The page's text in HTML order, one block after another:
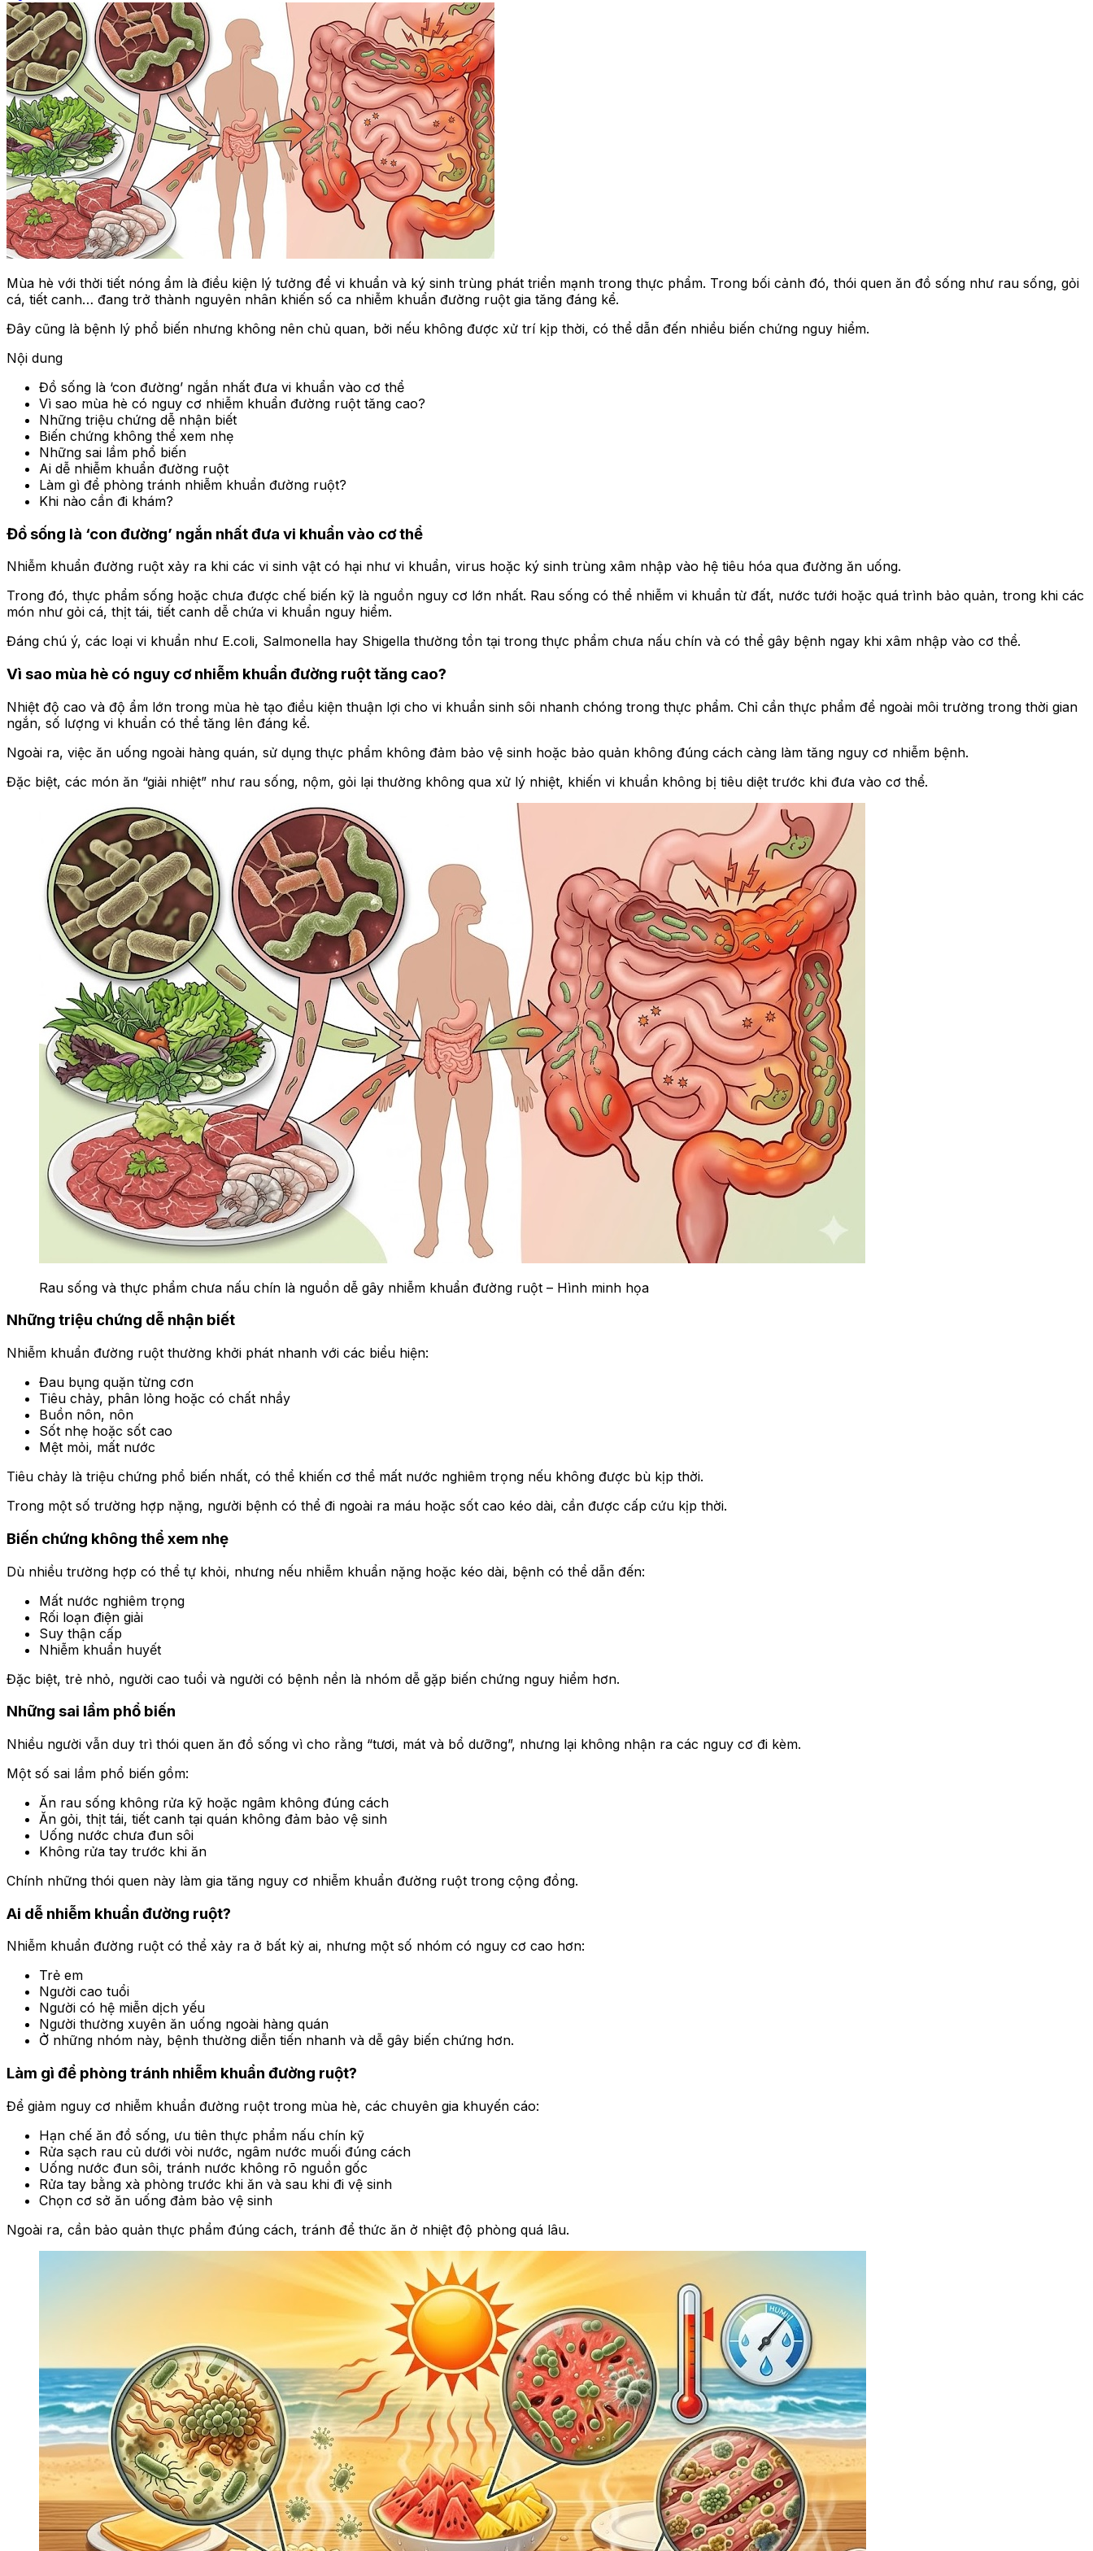
Mùa hè với thời tiết nóng ẩm là điều kiện lý tưởng để vi khuẩn và ký sinh trùng phát triển mạnh trong thực phẩm. Trong bối cảnh đó, thói quen ăn đồ sống như rau sống, gỏi
cá, tiết canh… đang trở thành nguyên nhân khiến số ca nhiễm khuẩn đường ruột gia tăng đáng kể.
Đây cũng là bệnh lý phổ biến nhưng không nên chủ quan, bởi nếu không được xử trí kịp thời, có thể dẫn đến nhiều biến chứng nguy hiểm.
Nội dung
Đồ sống là ‘con đường’ ngắn nhất đưa vi khuẩn vào cơ thể
Vì sao mùa hè có nguy cơ nhiễm khuẩn đường ruột tăng cao?
Những triệu chứng dễ nhận biết
Biến chứng không thể xem nhẹ
Những sai lầm phổ biến
Ai dễ nhiễm khuẩn đường ruột
Làm gì để phòng tránh nhiễm khuẩn đường ruột?
Khi nào cần đi khám?
Đồ sống là ‘con đường’ ngắn nhất đưa vi khuẩn vào cơ thể
Nhiễm khuẩn đường ruột xảy ra khi các vi sinh vật có hại như vi khuẩn, virus hoặc ký sinh trùng xâm nhập vào hệ tiêu hóa qua đường ăn uống.
Trong đó, thực phẩm sống hoặc chưa được chế biến kỹ là nguồn nguy cơ lớn nhất. Rau sống có thể nhiễm vi khuẩn từ đất, nước tưới hoặc quá trình bảo quản, trong khi các
món như gỏi cá, thịt tái, tiết canh dễ chứa vi khuẩn nguy hiểm.
Đáng chú ý, các loại vi khuẩn như E.coli, Salmonella hay Shigella thường tồn tại trong thực phẩm chưa nấu chín và có thể gây bệnh ngay khi xâm nhập vào cơ thể.
Vì sao mùa hè có nguy cơ nhiễm khuẩn đường ruột tăng cao?
Nhiệt độ cao và độ ẩm lớn trong mùa hè tạo điều kiện thuận lợi cho vi khuẩn sinh sôi nhanh chóng trong thực phẩm. Chỉ cần thực phẩm để ngoài môi trường trong thời gian
ngắn, số lượng vi khuẩn có thể tăng lên đáng kể.
Ngoài ra, việc ăn uống ngoài hàng quán, sử dụng thực phẩm không đảm bảo vệ sinh hoặc bảo quản không đúng cách càng làm tăng nguy cơ nhiễm bệnh.
Đặc biệt, các món ăn “giải nhiệt” như rau sống, nộm, gỏi lại thường không qua xử lý nhiệt, khiến vi khuẩn không bị tiêu diệt trước khi đưa vào cơ thể.
Rau sống và thực phẩm chưa nấu chín là nguồn dễ gây nhiễm khuẩn đường ruột – Hình minh họa
Những triệu chứng dễ nhận biết
Nhiễm khuẩn đường ruột thường khởi phát nhanh với các biểu hiện:
Đau bụng quặn từng cơn
Tiêu chảy, phân lỏng hoặc có chất nhầy
Buồn nôn, nôn
Sốt nhẹ hoặc sốt cao
Mệt mỏi, mất nước
Tiêu chảy là triệu chứng phổ biến nhất, có thể khiến cơ thể mất nước nghiêm trọng nếu không được bù kịp thời.
Trong một số trường hợp nặng, người bệnh có thể đi ngoài ra máu hoặc sốt cao kéo dài, cần được cấp cứu kịp thời.
Biến chứng không thể xem nhẹ
Dù nhiều trường hợp có thể tự khỏi, nhưng nếu nhiễm khuẩn nặng hoặc kéo dài, bệnh có thể dẫn đến:
Mất nước nghiêm trọng
Rối loạn điện giải
Suy thận cấp
Nhiễm khuẩn huyết
Đặc biệt, trẻ nhỏ, người cao tuổi và người có bệnh nền là nhóm dễ gặp biến chứng nguy hiểm hơn.
Những sai lầm phổ biến
Nhiều người vẫn duy trì thói quen ăn đồ sống vì cho rằng “tươi, mát và bổ dưỡng”, nhưng lại không nhận ra các nguy cơ đi kèm.
Một số sai lầm phổ biến gồm:
Ăn rau sống không rửa kỹ hoặc ngâm không đúng cách
Ăn gỏi, thịt tái, tiết canh tại quán không đảm bảo vệ sinh
Uống nước chưa đun sôi
Không rửa tay trước khi ăn
Chính những thói quen này làm gia tăng nguy cơ nhiễm khuẩn đường ruột trong cộng đồng.
Ai dễ nhiễm khuẩn đường ruột?
Nhiễm khuẩn đường ruột có thể xảy ra ở bất kỳ ai, nhưng một số nhóm có nguy cơ cao hơn:
Trẻ em
Người cao tuổi
Người có hệ miễn dịch yếu
Người thường xuyên ăn uống ngoài hàng quán
Ở những nhóm này, bệnh thường diễn tiến nhanh và dễ gây biến chứng hơn.
Làm gì để phòng tránh nhiễm khuẩn đường ruột?
Để giảm nguy cơ nhiễm khuẩn đường ruột trong mùa hè, các chuyên gia khuyến cáo:
Hạn chế ăn đồ sống, ưu tiên thực phẩm nấu chín kỹ
Rửa sạch rau củ dưới vòi nước, ngâm nước muối đúng cách
Uống nước đun sôi, tránh nước không rõ nguồn gốc
Rửa tay bằng xà phòng trước khi ăn và sau khi đi vệ sinh
Chọn cơ sở ăn uống đảm bảo vệ sinh
Ngoài ra, cần bảo quản thực phẩm đúng cách, tránh để thức ăn ở nhiệt độ phòng quá lâu.